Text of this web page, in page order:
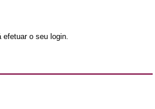
efetuar o seu login.